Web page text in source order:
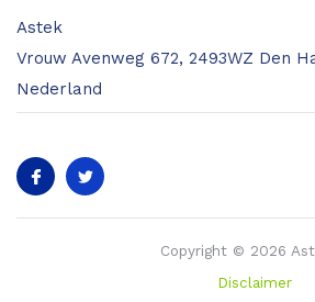
Astek
Vrouw Avenweg 672, 2493WZ Den
Nederland
Copyright © 2026
Disclaimer